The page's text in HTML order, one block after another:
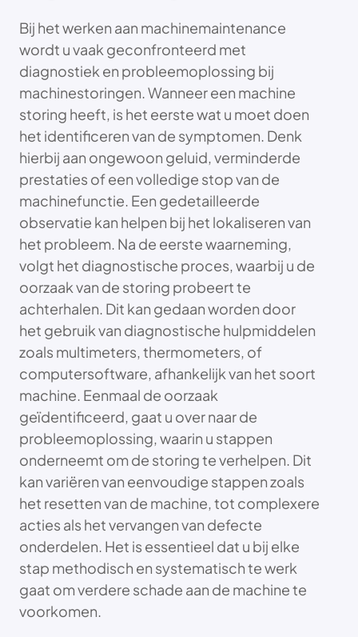
Bij het werken aan machinemaintenance
wordt u vaak geconfronteerd met
diagnostiek en probleemoplossing bij
machinestoringen. Wanneer een machine
storing heeft, is het eerste wat u moet doen
het identificeren van de symptomen. Denk
hierbij aan ongewoon geluid, verminderde
prestaties of een volledige stop van de
machinefunctie. Een gedetailleerde
observatie kan helpen bij het lokaliseren van
het probleem. Na de eerste waarneming,
volgt het diagnostische proces, waarbij u de
oorzaak van de storing probeert te
achterhalen. Dit kan gedaan worden door
het gebruik van diagnostische hulpmiddelen
zoals multimeters, thermometers, of
computersoftware, afhankelijk van het soort
machine. Eenmaal de oorzaak
geïdentificeerd, gaat u over naar de
probleemoplossing, waarin u stappen
onderneemt om de storing te verhelpen. Dit
kan variëren van eenvoudige stappen zoals
het resetten van de machine, tot complexere
acties als het vervangen van defecte
onderdelen. Het is essentieel dat u bij elke
stap methodisch en systematisch te werk
gaat om verdere schade aan de machine te
voorkomen.